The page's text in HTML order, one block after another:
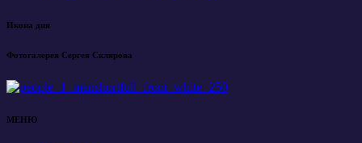
Икона дня
Фотогалерея Сергея Склярова
МЕНЮ